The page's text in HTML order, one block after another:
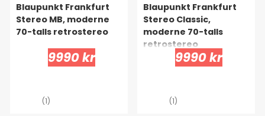
Blaupunkt Frankfurt
Stereo MB, moderne
70-talls retrostereo
9990 kr
(1)
Blaupunkt Frankfurt
Stereo Classic,
moderne 70-talls
retrostereo
9990 kr
(1)